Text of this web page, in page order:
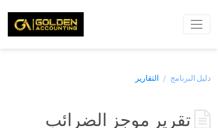
دليل البرنامج / التقارير